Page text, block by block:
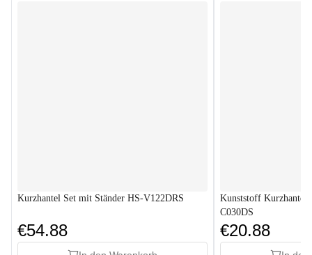
Kurzhantel Set mit Ständer HS-V122DRS
€54.88
Kunststoff Kurzhantel
C030DS
€20.88